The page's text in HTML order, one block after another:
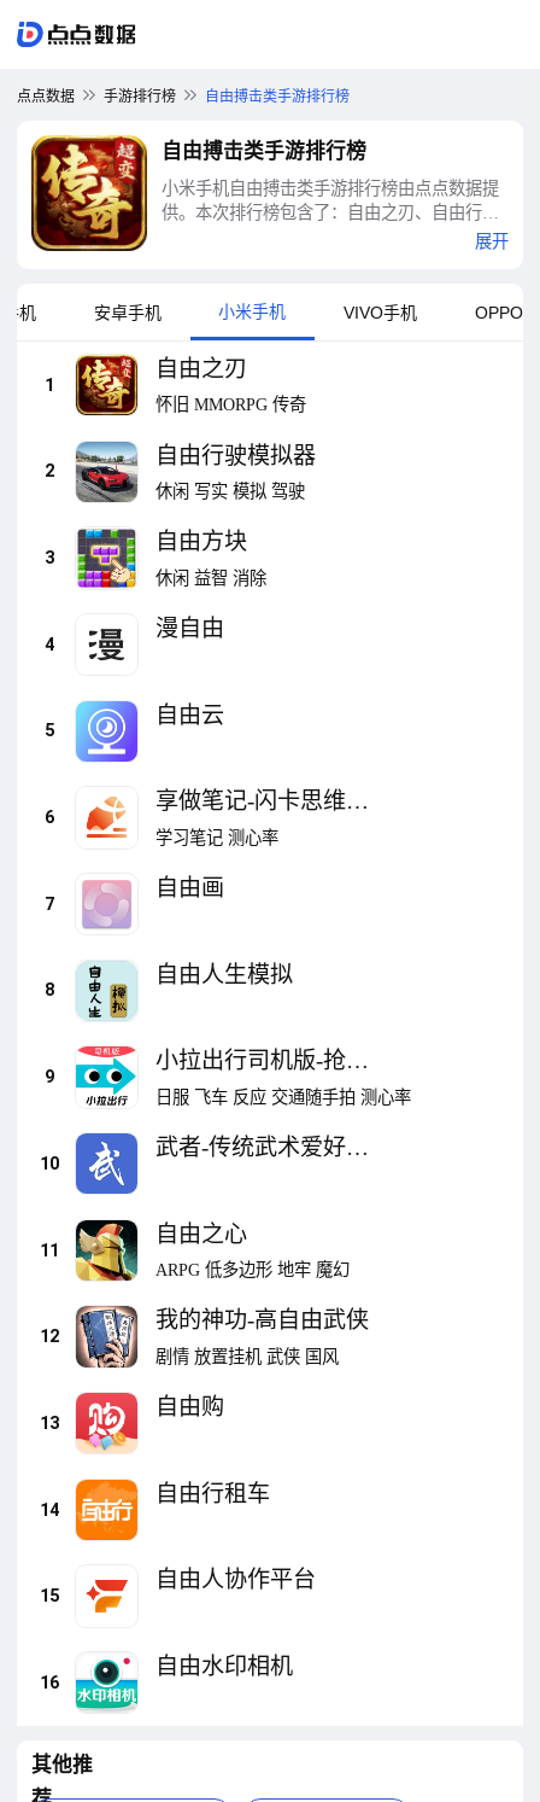
点点数据 手游排行榜 自由搏击类手游排行榜
自由搏击类手游排行榜
小米手机自由搏击类手游排行榜由点点数据提
供。本次排行榜包含了：自由之刃、自由行驶
模拟器、自由方块、漫自由、自由云、享做笔
好者社交平台等十大自由搏击类手游排行榜
展开
机 安卓手机 小米手机 VIVO手机 OPPO
1
自由之刃
怀旧 MMORPG 传奇
2
自由行驶模拟器
休闲 写实 模拟 驾驶
3
自由方块
休闲 益智 消除
4
漫自由
5
自由云
6
享做笔记-闪卡思维导
图
学习笔记 测心率
7
自由画
8
自由人生模拟
9
小拉出行司机版-抢单
更自由
日服 飞车 反应 交通随手拍 测心率
10
武者-传统武术爱好者
11
自由之心
ARPG 低多边形 地牢 魔幻
12
我的神功-高自由武侠
剧情 放置挂机 武侠 国风
13
自由购
14
自由行租车
15
自由人协作平台
16
自由水印相机
其他推